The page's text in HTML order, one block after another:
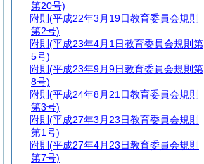
第20号)
附則 (平成22年3月19日教育委員会規則
第2号)
附則 (平成23年4月1日教育委員会規則第
5号)
附則 (平成23年9月9日教育委員会規則第
8号)
附則 (平成24年8月21日教育委員会規則
第3号)
附則 (平成27年3月23日教育委員会規則
第1号)
附則 (平成27年4月23日教育委員会規則
第7号)